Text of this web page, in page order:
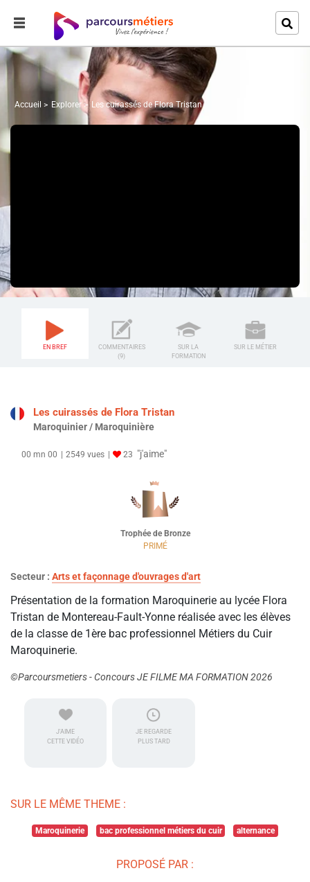
Accueil Explorer Les cuirassés de Flora Tristan
EN BREF
COMMENTAIRES
(9)
SUR LA
FORMATION
SUR LE MÉTIER
Les cuirassés de Flora Tristan
Maroquinier / Maroquinière
00 mn 00 2549 vues 23 "j'aime"
Trophée de Bronze
PRIMÉ
Secteur : Arts et façonnage d'ouvrages d'art
Présentation de la formation Maroquinerie au lycée Flora
Tristan de Montereau-Fault-Yonne réalisée avec les élèves
de la classe de 1ère bac professionnel Métiers du Cuir
Maroquinerie.
©Parcoursmetiers - Concours JE FILME MA FORMATION 2026
J'AIME
CETTE VIDÉO
JE REGARDE
PLUS TARD
SUR LE MÊME THEME :
Maroquinerie bac professionnel métiers du cuir alternance
PROPOSÉ PAR :